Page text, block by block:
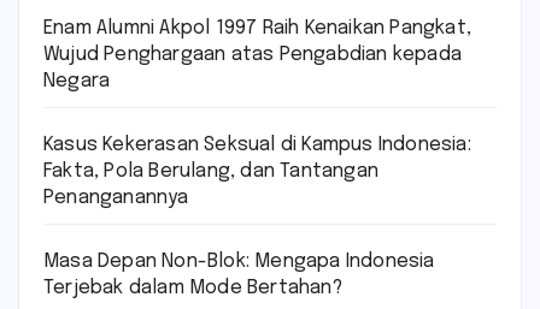
Enam Alumni Akpol 1997 Raih Kenaikan Pangkat,
Wujud Penghargaan atas Pengabdian kepada
Negara
Kasus Kekerasan Seksual di Kampus Indonesia:
Fakta, Pola Berulang, dan Tantangan
Penanganannya
Masa Depan Non-Blok: Mengapa Indonesia
Terjebak dalam Mode Bertahan?